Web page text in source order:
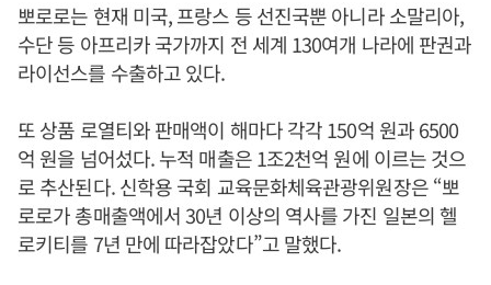
뽀로로는 현재 미국, 프랑스 등 선진국뿐 아니라 소말리아,
수단 등 아프리카 국가까지 전 세계 130여개 나라에 판권과
라이선스를 수출하고 있다.
또 상품 로열티와 판매액이 해마다 각각 150억 원과 6500
억 원을 넘어섰다. 누적 매출은 1조2천억 원에 이르는 것으
로 추산된다. 신학용 국회 교육문화체육관광위원장은 “뽀
로로가 총매출액에서 30년 이상의 역사를 가진 일본의 헬
로키티를 7년 만에 따라잡았다”고 말했다.